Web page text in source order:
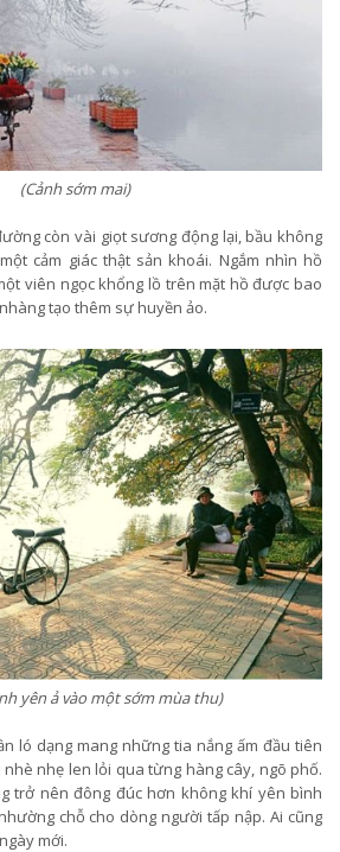
(Cảnh sớm mai)
còn vài giọt sương động lại, bầu không
cảm giác thật sản khoái. Ngắm nhìn hồ
viên ngọc khổng lồ trên mặt hồ được bao
tạo thêm sự huyền ảo.
yên ả vào một sớm mùa thu)
ló dạng mang những tia nắng ấm đầu tiên
nhẹ len lỏi qua từng hàng cây, ngõ phố.
trở nên đông đúc hơn không khí yên bình
chỗ cho dòng người tấp nập. Ai cũng
mới.